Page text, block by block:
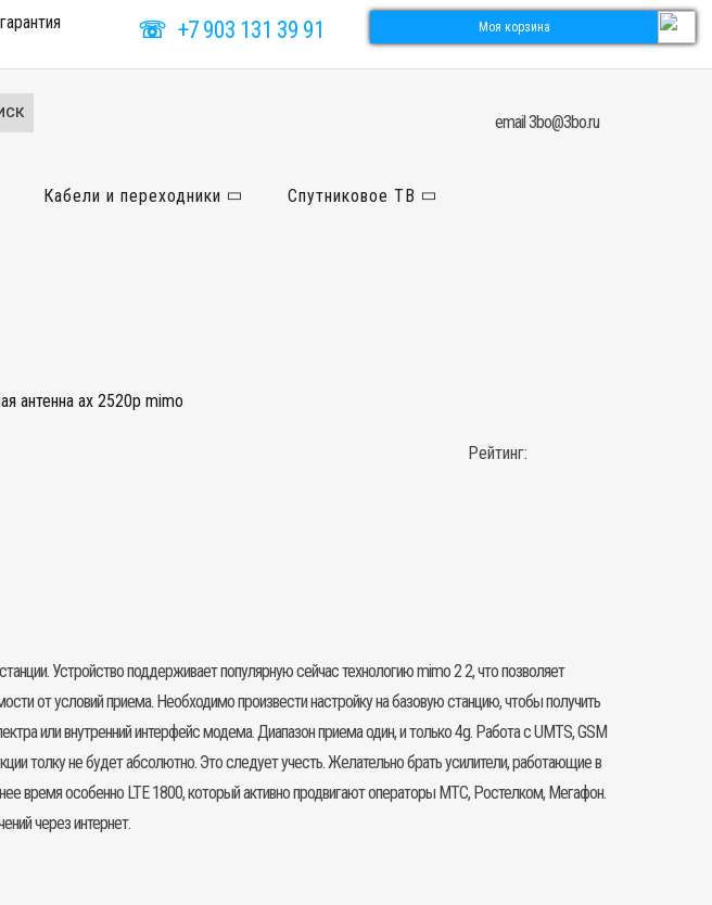
☏ +7 903 131 39 91 Моя корзина
email 3bo@3bo.ru
Кабели и переходники
Спутниковое ТВ
антенна ax 2520p mimo
Рейтинг:
Устройство поддерживает популярную сейчас технологию mimo 2 2, что позволяет
от условий приема. Необходимо произвести настройку на базовую станцию, чтобы получить
или внутренний интерфейс модема. Диапазон приема один, и только 4g. Работа с UMTS, GSM
толку не будет абсолютно. Это следует учесть. Желательно брать усилители, работающие в
время особенно LTE 1800, который активно продвигают операторы МТС, Ростелком, Мегафон.
через интернет.